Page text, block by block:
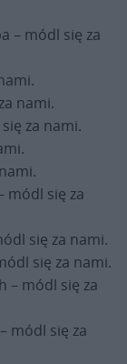
– módl się za
nami.
za nami.
módl się za
się za nami.
się za nami.
– módl się za
módl się za